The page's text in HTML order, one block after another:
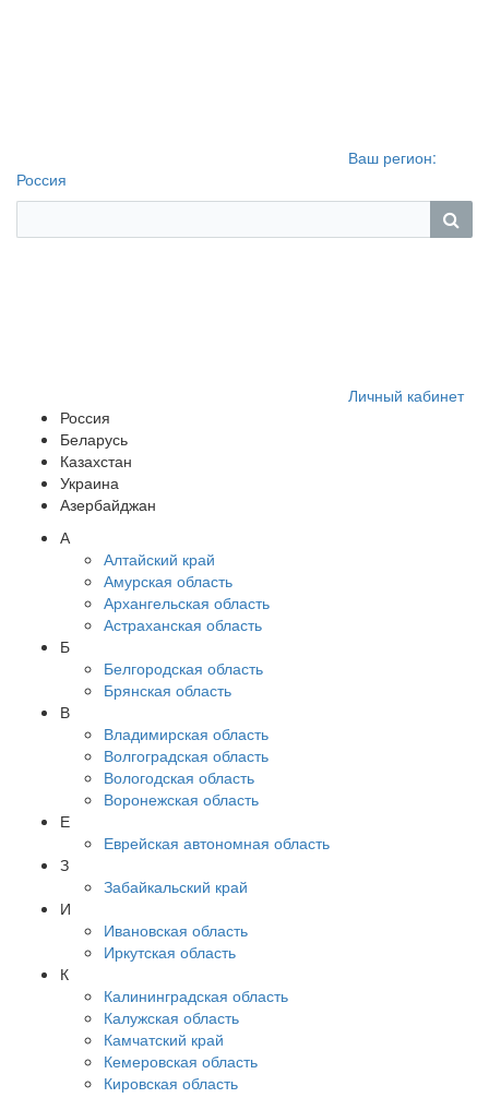
Ваш регион:
Россия
Личный кабинет
Россия
Беларусь
Казахстан
Украина
Азербайджан
А
Алтайский край
Амурская область
Архангельская область
Астраханская область
Б
Белгородская область
Брянская область
В
Владимирская область
Волгоградская область
Вологодская область
Воронежская область
Е
Еврейская автономная область
З
Забайкальский край
И
Ивановская область
Иркутская область
К
Калининградская область
Калужская область
Камчатский край
Кемеровская область
Кировская область